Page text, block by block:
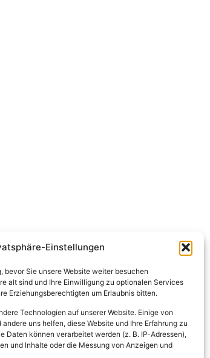
Einstellungen
bevor Sie unsere Website weiter besuchen
alt sind und Ihre Einwilligung zu optionalen Services
Erziehungsberechtigten um Erlaubnis bitten.
Technologien auf unserer Website. Einige von
uns helfen, diese Website und Ihre Erfahrung zu
Daten können verarbeitet werden (z. B. IP-Adressen),
und Inhalte oder die Messung von Anzeigen und